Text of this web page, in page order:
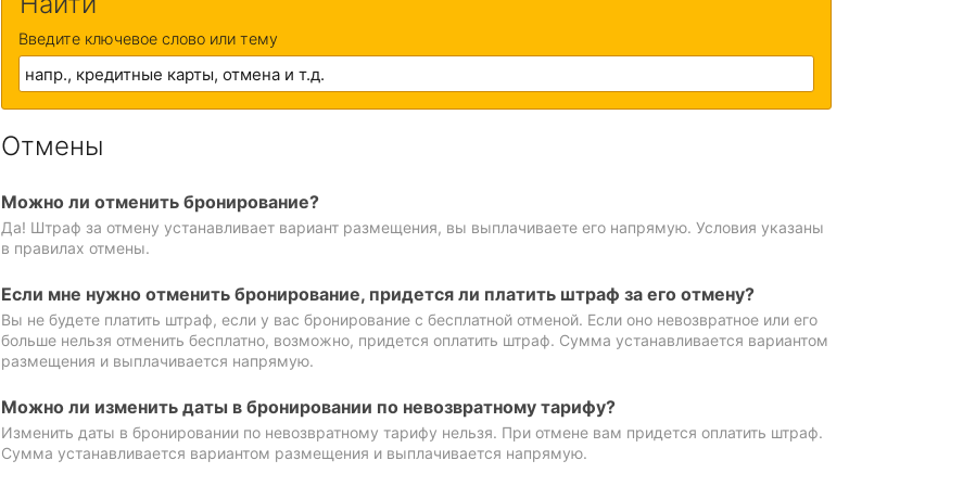
Введите ключевое слово или тему
Отмены
Можно ли отменить бронирование?
Да! Штраф за отмену устанавливает вариант размещения, вы выплачиваете его напрямую. Условия указаны
в правилах отмены.
Если мне нужно отменить бронирование, придется ли платить штраф за его отмену?
Вы не будете платить штраф, если у вас бронирование с бесплатной отменой. Если оно невозвратное или его
больше нельзя отменить бесплатно, возможно, придется оплатить штраф. Сумма устанавливается вариантом
размещения и выплачивается напрямую.
Можно ли изменить даты в бронировании по невозвратному тарифу?
Изменить даты в бронировании по невозвратному тарифу нельзя. При отмене вам придется оплатить штраф.
Сумма устанавливается вариантом размещения и выплачивается напрямую.